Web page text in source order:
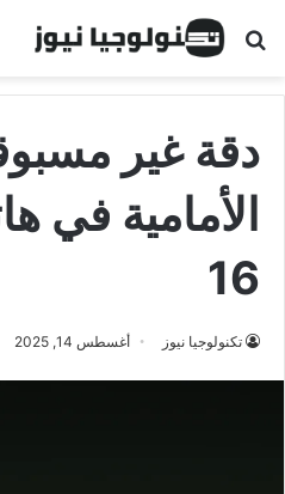
البحث عن
دقة غير
الأمامية في
16
تكنولوجيا نيوز أغسطس 14, 2025